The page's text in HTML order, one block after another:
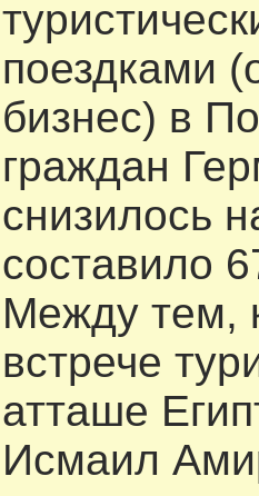
поездками
бизнес) в
граждан
снизилось
составило
Между тем,
встрече
атташе
Исмаил